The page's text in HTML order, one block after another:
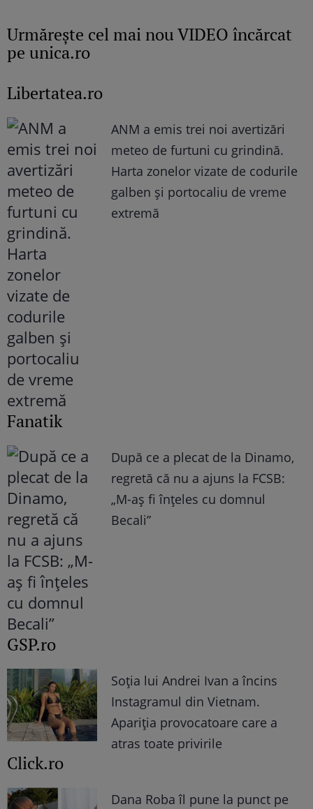
Urmăreşte cel mai nou VIDEO încărcat
pe unica.ro
Libertatea.ro
ANM a emis trei noi avertizări
meteo de furtuni cu grindină.
Harta zonelor vizate de codurile
galben și portocaliu de vreme
extremă
Fanatik
După ce a plecat de la Dinamo,
regretă că nu a ajuns la FCSB:
„M-aș fi înțeles cu domnul
Becali”
GSP.ro
Soția lui Andrei Ivan a încins
Instagramul din Vietnam.
Apariția provocatoare care a
atras toate privirile
Click.ro
Dana Roba îl pune la punct pe